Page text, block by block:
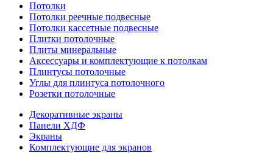
Потолки
Потолки реечные подвесные
Потолки кассетные подвесные
Плитки потолочные
Плиты минеральные
Аксессуары и комплектующие к потолкам
Плинтусы потолочные
Углы для плинтуса потолочного
Розетки потолочные
Декоративные экраны
Панели ХДФ
Экраны
Комплектующие для экранов